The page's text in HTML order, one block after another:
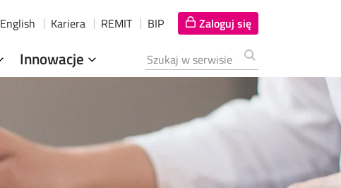
Szukana fraza
Zaloguj się
Innowacje
English Kariera REMIT BIP